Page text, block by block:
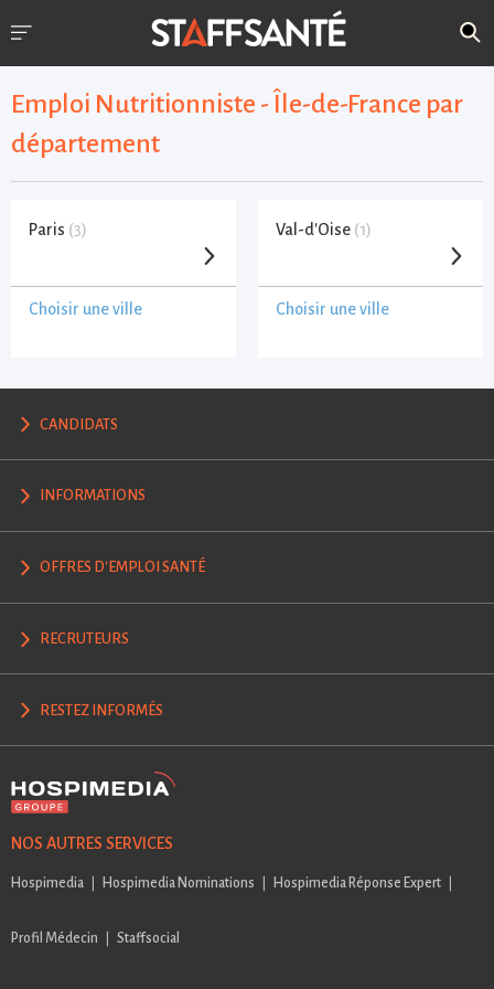
Emploi Nutritionniste - Île-de-France par
département
Paris (3)
Choisir une ville
Val-d'Oise (1)
Choisir une ville
CANDIDATS
INFORMATIONS
OFFRES D'EMPLOI SANTÉ
RECRUTEURS
RESTEZ INFORMÉS
NOS AUTRES SERVICES
Hospimedia Hospimedia Nominations Hospimedia Réponse Expert
Profil Médecin Staffsocial